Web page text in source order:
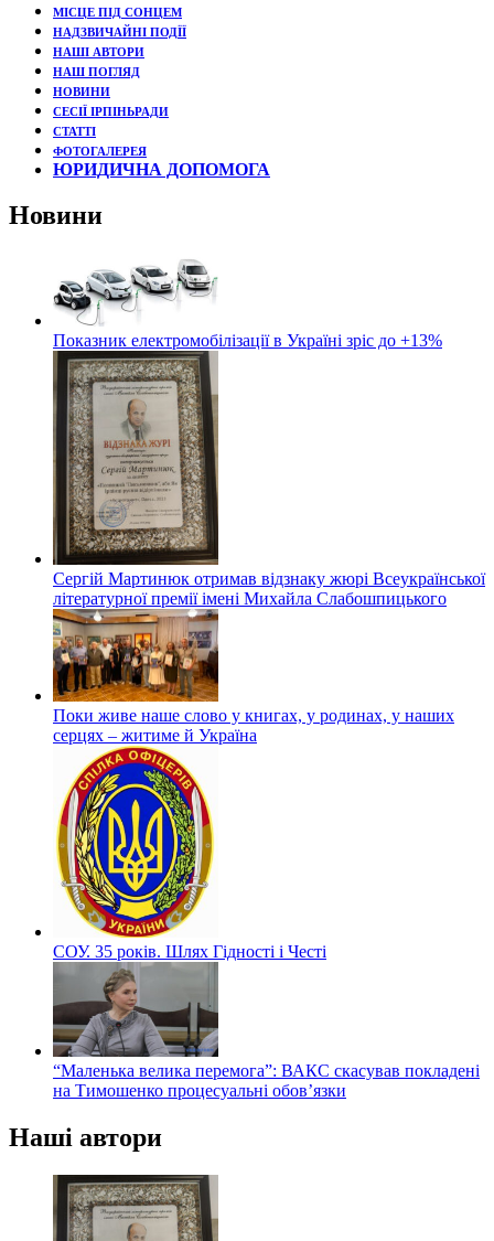
МІСЦЕ ПІД СОНЦЕМ
НАДЗВИЧАЙНІ ПОДЇЇ
НАШІ АВТОРИ
НАШ ПОГЛЯД
НОВИНИ
СЕСІЇ ІРПІНЬРАДИ
СТАТТІ
ФОТОГАЛЕРЕЯ
ЮРИДИЧНА ДОПОМОГА
Новини
Показник електромобілізації в Україні зріс до +13%
Сергій Мартинюк отримав відзнаку жюрі Всеукраїнської
літературної премії імені Михайла Слабошпицького
Поки живе наше слово у книгах, у родинах, у наших
серцях – житиме й Україна
СОУ. 35 років. Шлях Гідності і Честі
“Маленька велика перемога”: ВАКС скасував покладені
на Тимошенко процесуальні обов’язки
Наші автори